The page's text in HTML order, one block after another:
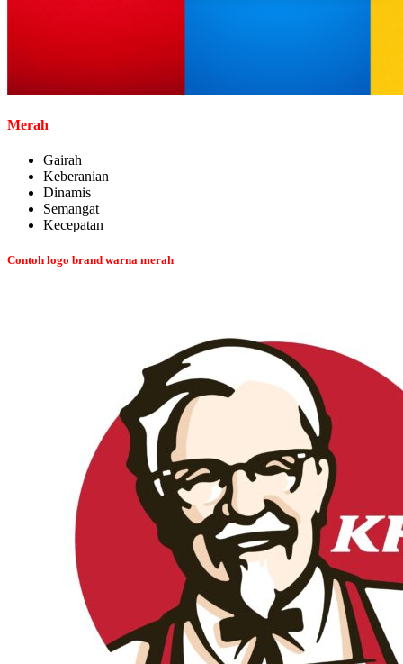
Merah
Gairah
Keberanian
Dinamis
Semangat
Kecepatan
Contoh logo brand warna merah